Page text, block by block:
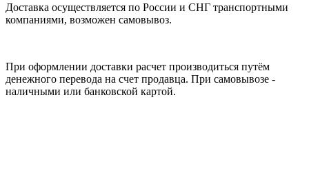
Доставка осуществляется по России и СНГ транспортными
компаниями, возможен самовывоз.
При оформлении доставки расчет производиться путём
денежного перевода на счет продавца. При самовывозе -
наличными или банковской картой.